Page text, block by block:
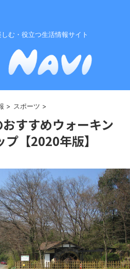
む・役立つ生活情報サイト
> スポーツ >
すすめウォーキン
【2020年版】